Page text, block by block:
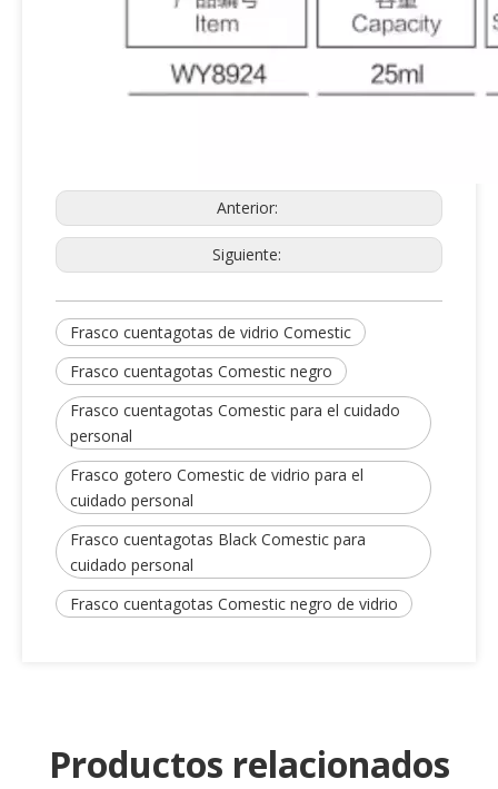
Anterior:
Siguiente:
Frasco cuentagotas de vidrio Comestic
Frasco cuentagotas Comestic negro
Frasco cuentagotas Comestic para el cuidado
personal
Frasco gotero Comestic de vidrio para el
cuidado personal
Frasco cuentagotas Black Comestic para
cuidado personal
Frasco cuentagotas Comestic negro de vidrio
Productos relacionados